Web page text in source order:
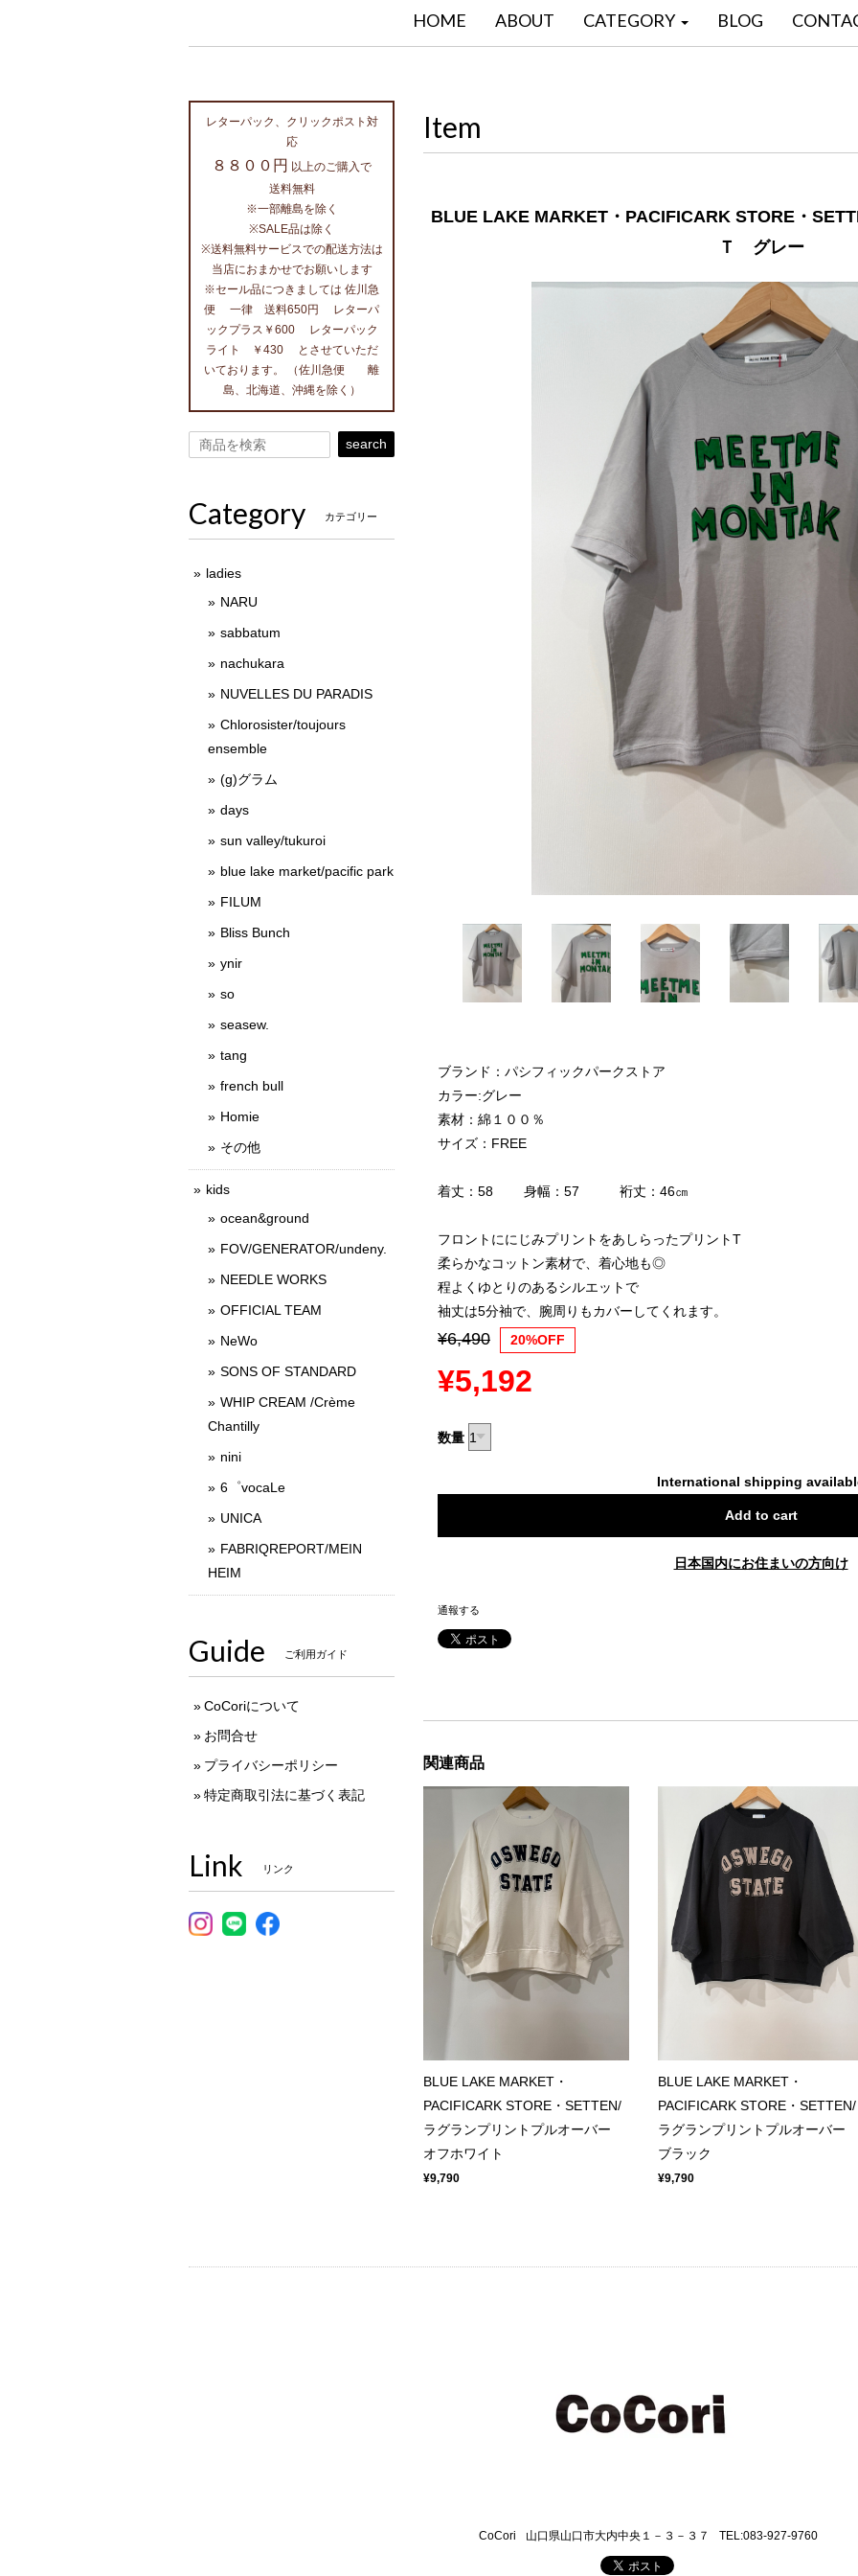
HOME ABOUT CATEGORY BLOG
Item
BLUE LAKE MARKET・PACIFICARK STORE・
Ｔ グレー
ブランド：パシフィックパークストア
カラー:グレー
素材：綿１００％
サイズ：FREE
着丈：58 身幅：57 裄丈：46㎝
フロントににじみプリントをあしらったプリントT
柔らかなコットン素材で、着心地も◎
程よくゆとりのあるシルエットで
袖丈は5分袖で、腕周りもカバーしてくれます。
¥6,490 20%OFF
¥5,192
数量
International shipping
Add to cart
日本国内にお住まいの方向け
通報する
関連商品
BLUE LAKE MARKET・
PACIFICARK STORE・SETTEN/
ラグランプリントプルオーバー
オフホワイト
¥9,790
BLUE LAKE MARKET・
PACIFICARK STORE・SETTEN/
ラグランプリントプルオーバー
ブラック
¥9,790
レターパック、クリックポスト対
応
８８００円 以上のご購入で
送料無料
※一部離島を除く
※SALE品は除く
※送料無料サービスでの配送方法は
当店におまかせでお願いします
※セール品につきましては 佐川急
便 一律 送料650円 レターパ
ックプラス￥600 レターパック
ライト ￥430 とさせていただ
いております。 （佐川急便 離
島、北海道、沖縄を除く）
search
Category カテゴリー
ladies
NARU
sabbatum
nachukara
NUVELLES DU PARADIS
Chlorosister/toujours
ensemble
(g)グラム
days
sun valley/tukuroi
blue lake market/pacific park
FILUM
Bliss Bunch
ynir
so
seasew.
tang
french bull
Homie
その他
kids
ocean&ground
FOV/GENERATOR/undeny.
NEEDLE WORKS
OFFICIAL TEAM
NeWo
SONS OF STANDARD
WHIP CREAM /Crème
Chantilly
nini
6゜vocaLe
UNICA
FABRIQREPORT/MEIN
HEIM
Guide ご利用ガイド
CoCoriについて
お問合せ
プライバシーポリシー
特定商取引法に基づく表記
Link リンク
CoCori 山口県山口市大内中央１－３－３７ TEL:083-927-9760